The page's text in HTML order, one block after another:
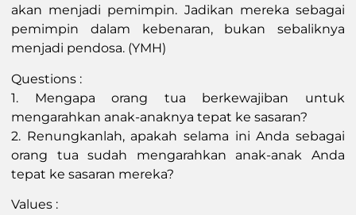
akan menjadi pemimpin. Jadikan mereka sebagai
pemimpin dalam kebenaran, bukan sebaliknya
menjadi pendosa. (YMH)
Questions :
1. Mengapa orang tua berkewajiban untuk
mengarahkan anak-anaknya tepat ke sasaran?
2. Renungkanlah, apakah selama ini Anda sebagai
orang tua sudah mengarahkan anak-anak Anda
tepat ke sasaran mereka?
Values :